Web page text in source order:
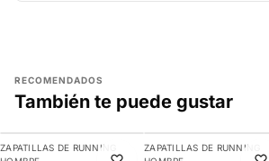
RECOMENDADOS
También te puede gustar
-10%
AGREGAR
ZAPATILLAS DE RUNNING
-9%
AGREGAR
ZAPATILLAS DE RUNNING